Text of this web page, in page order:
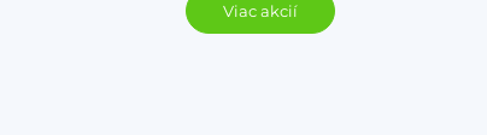
Viac akcií